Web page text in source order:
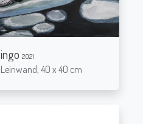
2021
40 x 40 cm